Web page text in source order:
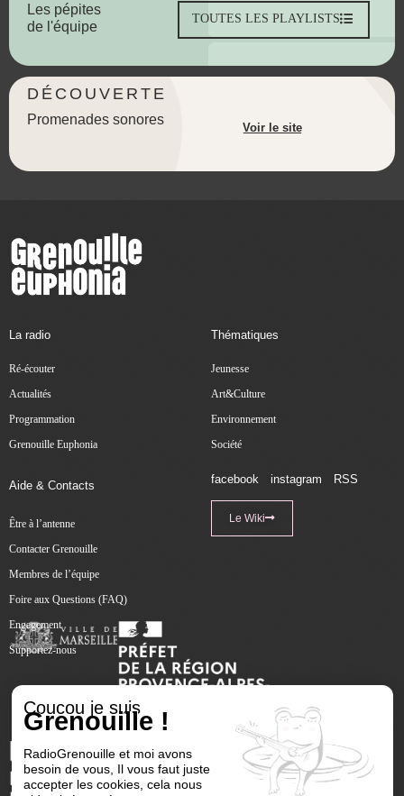
Les pépites
de l'équipe
TOUTES LES PLAYLISTS
DÉCOUVERTE
Promenades sonores
Voir le site
La radio
Ré-écouter
Actualités
Programmation
Grenouille Euphonia
Thématiques
Jeunesse
Art&Culture
Environnement
Société
Aide & Contacts
Être à l’antenne
Contacter Grenouille
Membres de l’équipe
Foire aux Questions (FAQ)
Engagement
Supportez-nous
facebook instagram RSS
Le Wiki
Coucou je suis
Grenouille !
RadioGrenouille et moi avons
besoin de vous, Il vous faut juste
accepter les cookies, cela nous